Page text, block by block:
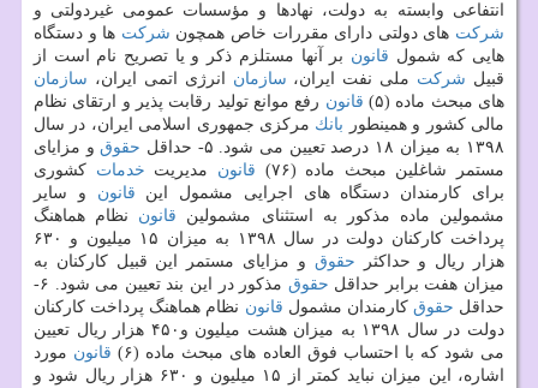
انتفاعی وابسته به دولت، نهادها و مؤسسات عمومی غیردولتی و
شركت های دولتی دارای مقررات خاص همچون شركت ها و دستگاه
هایی كه شمول قانون بر آنها مستلزم ذكر و یا تصریح نام است از
قبیل شركت ملی نفت ایران، سازمان انرژی اتمی ایران، سازمان
های مبحث ماده (۵)
قانون رفع موانع تولید رقابت پذیر و ارتقای نظام
مالی كشور و همینطور بانك مركزی جمهوری اسلامی ایران، در سال
۱۳۹۸ به میزان ۱۸ درصد تعیین می شود. ۵- حداقل
حقوقو مزایای
مستمر شاغلین مبحث ماده (۷۶)
قانون مدیریت خدمات كشوری
برای كارمندان دستگاه های اجرایی مشمول این قانون و سایر
مشمولین ماده مذكور به استثنای مشمولین قانون نظام هماهنگ
پرداخت كاركنان دولت در سال ۱۳۹۸ به میزان ۱۵ میلیون و ۶۳۰
هزار ریال و حداكثر حقوق و مزایای مستمر این قبیل كاركنان به
میزان هفت برابر حداقل حقوق
مذكور در این بند تعیین می شود. ۶-
حداقل حقوق كارمندان مشمول قانون نظام هماهنگ پرداخت كاركنان
دولت در سال ۱۳۹۸ به میزان هشت میلیون و۴۵۰ هزار ریال تعیین
می شود كه با احتساب فوق العاده های مبحث ماده (۶)
قانون مورد
اشاره، این میزان نباید كمتر از ۱۵ میلیون و ۶۳۰ هزار ریال شود و